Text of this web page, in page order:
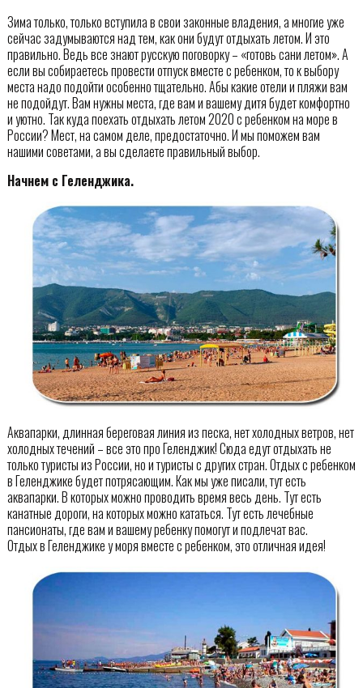
Зима только, только вступила в свои законные владения, а многие уже
сейчас задумываются над тем, как они будут отдыхать летом. И это
правильно. Ведь все знают русскую поговорку – «готовь сани летом». А
если вы собираетесь провести отпуск вместе с ребенком, то к выбору
места надо подойти особенно тщательно. Абы какие отели и пляжи вам
не подойдут. Вам нужны места, где вам и вашему дитя будет комфортно
и уютно. Так куда поехать отдыхать летом 2020 с ребенком на море в
России? Мест, на самом деле, предостаточно. И мы поможем вам
нашими советами, а вы сделаете правильный выбор.
Начнем с Геленджика.
Аквапарки, длинная береговая линия из песка, нет холодных ветров, нет
холодных течений – все это про Геленджик! Сюда едут отдыхать не
только туристы из России, но и туристы с других стран. Отдых с ребенком
в Геленджике будет потрясающим. Как мы уже писали, тут есть
аквапарки. В которых можно проводить время весь день. Тут есть
канатные дороги, на которых можно кататься. Тут есть лечебные
пансионаты, где вам и вашему ребенку помогут и подлечат вас.
Отдых в Геленджике у моря вместе с ребенком, это отличная идея!